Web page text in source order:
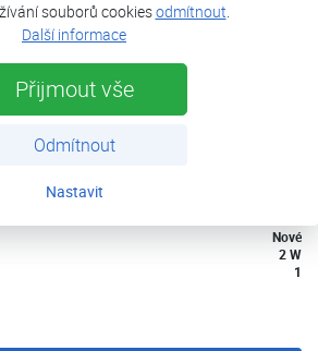
souborů cookiesodmítnout.
Další informace
Přijmout vše
Odmítnout
Nastavit
Nové
2 W
1